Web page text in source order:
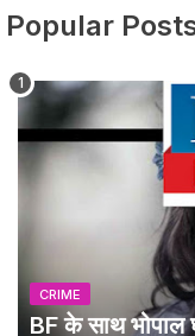
Popular
CRIME
BF के साथ भोपाल